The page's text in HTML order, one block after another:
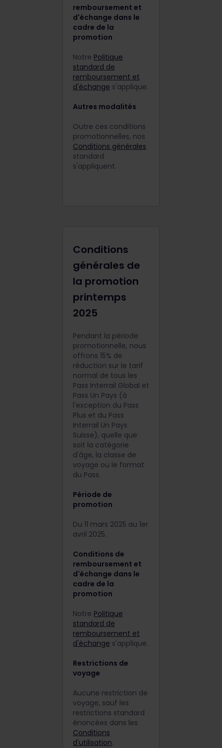
remboursement et
d'échange dans le
cadre de la
promotion
Notre Politique
standard de
remboursement et
d'échange s'applique.
Autres modalités
Outre ces conditions
promotionnelles, nos
Conditions générales
standard
s'appliquent.
Conditions
générales de
la promotion
printemps
2025
Pendant la période
promotionnelle, nous
offrons 15% de
réduction sur le tarif
normal de tous les
Pass Interrail Global et
Pass Un Pays (à
l'exception du Pass
Plus et du Pass
Interrail Un Pays
Suisse), quelle que
soit la catégorie
d'âge, la classe de
voyage ou le format
du Pass.
Période de
promotion
Du 11 mars 2025 au 1er
avril 2025.
Conditions de
remboursement et
d'échange dans le
cadre de la
promotion
Notre Politique
standard de
remboursement et
d'échange s'applique.
Restrictions de
voyage
Aucune restriction de
voyage, sauf les
restrictions standard
énoncées dans les
Conditions
d'utilisation.